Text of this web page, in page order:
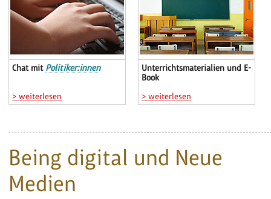
Chat mit Politiker:innen
> weiterlesen
Unterrichtsmaterialien und E-
Book
> weiterlesen
Being digital und Neue
Medien